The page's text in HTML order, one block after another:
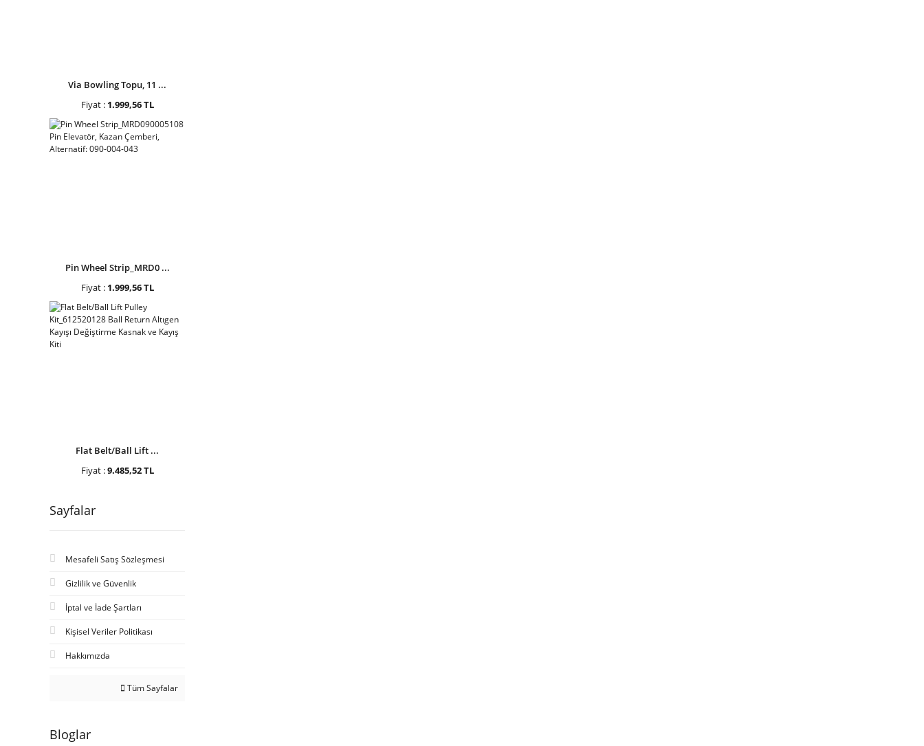
Via Bowling Topu, 11 ...
Fiyat : 1.999,56 TL
Pin Wheel Strip_MRD0 ...
Fiyat : 1.999,56 TL
Flat Belt/Ball Lift ...
Fiyat :9.485,52 TL
Sayfalar
Mesafeli Satış Sözleşmesi
Gizlilik ve Güvenlik
İptal ve İade Şartları
Kişisel Veriler Politikası
Hakkımızda
Tüm Sayfalar
Bloglar